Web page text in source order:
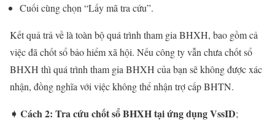
Cuối cùng chọn “Lấy mã tra cứu”.
Kết quả trả về là toàn bộ quá trình tham gia BHXH, bao gồm cả
việc đã chốt sổ bảo hiểm xã hội. Nếu công ty vẫn chưa chốt sổ
BHXH thì quá trình tham gia BHXH của bạn sẽ không được xác
nhận, đồng nghĩa với việc không thể nhận trợ cấp BHTN.
➧ Cách 2: Tra cứu chốt sổ BHXH tại ứng dụng VssID;